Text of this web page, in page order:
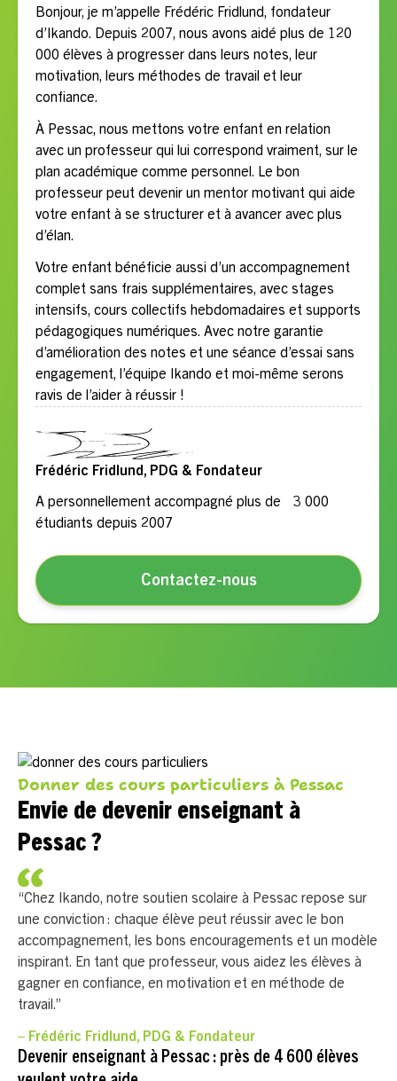
Bonjour, je m’appelle Frédéric Fridlund, fondateur
d’Ikando. Depuis 2007, nous avons aidé plus de 120
000 élèves à progresser dans leurs notes, leur
motivation, leurs méthodes de travail et leur
confiance.
À Pessac, nous mettons votre enfant en relation
avec un professeur qui lui correspond vraiment, sur le
plan académique comme personnel. Le bon
professeur peut devenir un mentor motivant qui aide
votre enfant à se structurer et à avancer avec plus
d’élan.
Votre enfant bénéficie aussi d’un accompagnement
complet sans frais supplémentaires, avec stages
intensifs, cours collectifs hebdomadaires et supports
pédagogiques numériques. Avec notre garantie
d’amélioration des notes et une séance d’essai sans
engagement, l’équipe Ikando et moi-même serons
ravis de l’aider à réussir !
Frédéric Fridlund, PDG & Fondateur
A personnellement accompagné plus de 3 000
étudiants depuis 2007
Contactez-nous
Donner des cours particuliers à Pessac
Envie de devenir enseignant à
Pessac ?
“Chez Ikando, notre soutien scolaire à Pessac repose sur
une conviction : chaque élève peut réussir avec le bon
accompagnement, les bons encouragements et un modèle
inspirant. En tant que professeur, vous aidez les élèves à
gagner en confiance, en motivation et en méthode de
travail.”
– Frédéric Fridlund, PDG & Fondateur
Devenir enseignant à Pessac : près de 4 600 élèves